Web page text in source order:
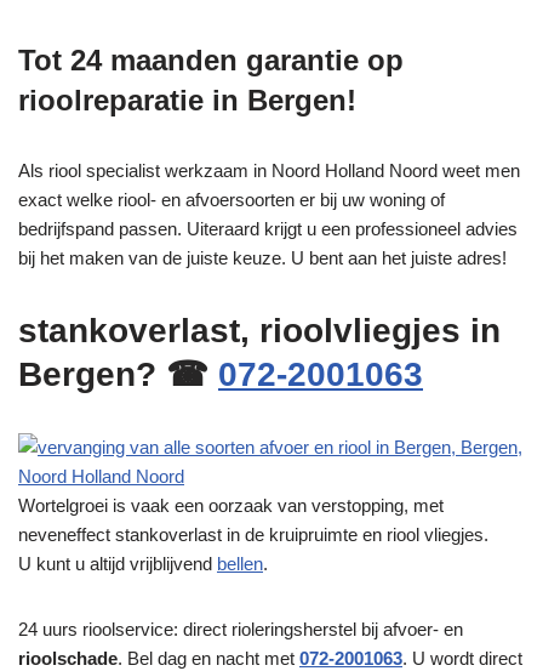
Tot 24 maanden garantie op
rioolreparatie in Bergen!
Als riool specialist werkzaam in Noord Holland Noord weet men
exact welke riool- en afvoersoorten er bij uw woning of
bedrijfspand passen. Uiteraard krijgt u een professioneel advies
bij het maken van de juiste keuze. U bent aan het juiste adres!
stankoverlast, rioolvliegjes in
Bergen? ☎ 072-2001063
Wortelgroei is vaak een oorzaak van verstopping, met
neveneffect stankoverlast in de kruipruimte en riool vliegjes.
U kunt u altijd vrijblijvend bellen.
24 uurs rioolservice: direct rioleringsherstel bij afvoer- en
rioolschade. Bel dag en nacht met 072-2001063. U wordt direct